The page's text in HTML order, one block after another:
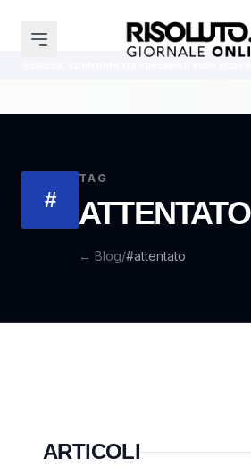
#
TAG
ATTENTATO
← Blog/#attentato
ARTICOLI